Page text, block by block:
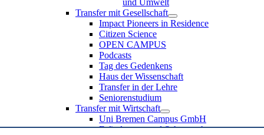
Transfer mit Gesellschaft
Impact Pioneers in Residence
Citizen Science
OPEN CAMPUS
Podcasts
Tag des Gedenkens
Haus der Wissenschaft
Transfer in der Lehre
Seniorenstudium
Transfer mit Wirtschaft
Uni Bremen Campus GmbH
Erfindungen und Schutzrechte